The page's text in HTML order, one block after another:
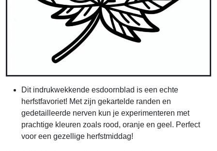
Dit indrukwekkende esdoornblad is een echte
herfstfavoriet! Met zijn gekartelde randen en
gedetailleerde nerven kun je experimenteren met
prachtige kleuren zoals rood, oranje en geel. Perfect
voor een gezellige herfstmiddag!